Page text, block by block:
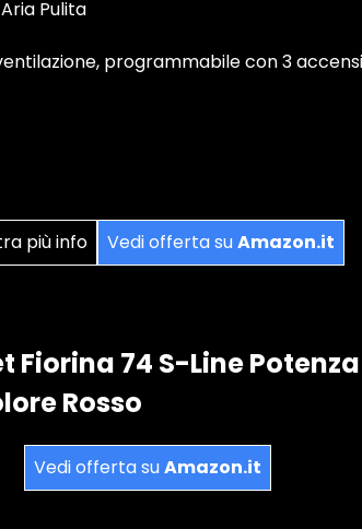
Pulita
programmabile con 3
più info Vedi offerta suAmazon.it
Fiorina 74 S-Line
Rosso
Vedi offerta suAmazon.it